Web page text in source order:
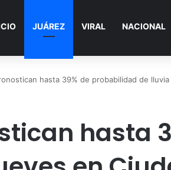
JUÁREZ VIRAL NACIONAL
hasta 39% de probabilidad de
hasta